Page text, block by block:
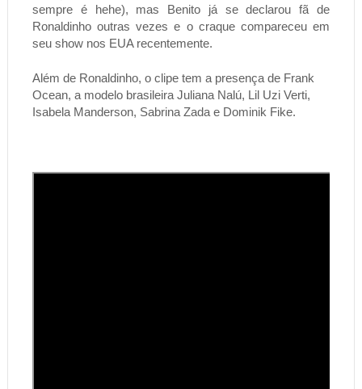
sempre é hehe), mas Benito já se declarou fã de
Ronaldinho outras vezes e o craque compareceu em
seu show nos EUA recentemente.
Além de Ronaldinho, o clipe tem a presença de Frank
Ocean, a modelo brasileira Juliana Nalú, Lil Uzi Verti,
Isabela Manderson, Sabrina Zada e Dominik Fike.